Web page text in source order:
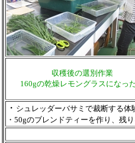
収穫後の選別作業
160gの乾燥レモングラスになっ
・ シュレッダーバサミで裁断する体
・50gのブレンドティーを作り、残